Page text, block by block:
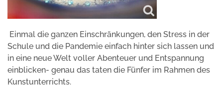
Einmal die ganzen Einschränkungen, den Stress in der
Schule und die Pandemie einfach hinter sich lassen und
in eine neue Welt voller Abenteuer und Entspannung
einblicken- genau das taten die Fünfer im Rahmen des
Kunstunterrichts.